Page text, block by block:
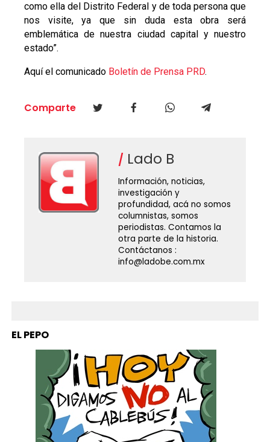
como ella del Distrito Federal y de toda persona que
nos visite, ya que sin duda esta obra será
emblemática de nuestra ciudad capital y nuestro
estado”.
Aquí el comunicado Boletín de Prensa PRD.
Comparte
Lado B
Información, noticias,
investigación y
profundidad, acá no somos
columnistas, somos
periodistas. Contamos la
otra parte de la historia.
Contáctanos :
info@ladobe.com.mx
EL PEPO